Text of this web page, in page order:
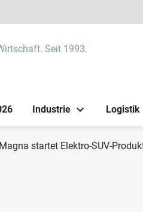
Seit 1993.
Industrie Logistik
Magna startet Elektro-SUV-